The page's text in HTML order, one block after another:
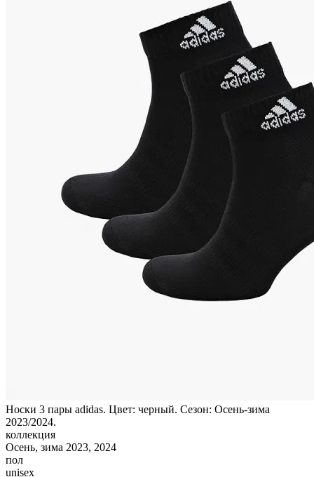
Носки 3 пары adidas. Цвет: черный. Сезон: Осень-зима
2023/2024.
коллекция
Осень, зима 2023, 2024
пол
unisex